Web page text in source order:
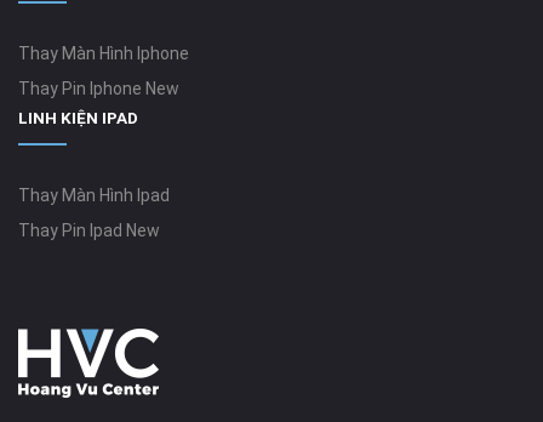
Thay Màn Hình Iphone
Thay Pin Iphone New
LINH KIỆN IPAD
Thay Màn Hình Ipad
Thay Pin Ipad New